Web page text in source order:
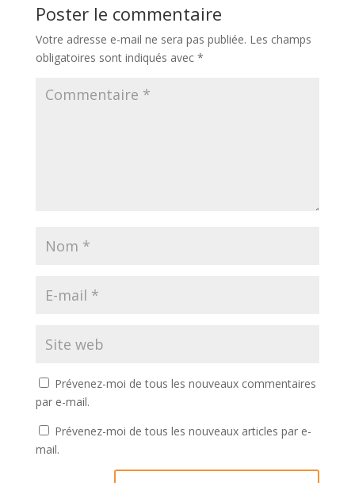
Poster le commentaire
Votre adresse e-mail ne sera pas publiée. Les champs
obligatoires sont indiqués avec *
Prévenez-moi de tous les nouveaux commentaires
par e-mail.
Prévenez-moi de tous les nouveaux articles par e-
mail.